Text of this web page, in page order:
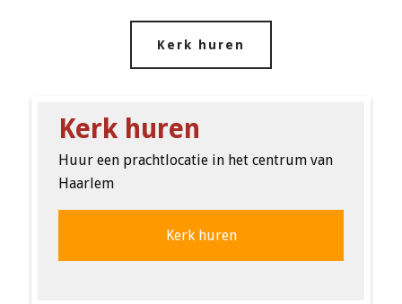
Kerk huren
Kerk huren
Huur een prachtlocatie in het centrum van
Haarlem
Kerk huren